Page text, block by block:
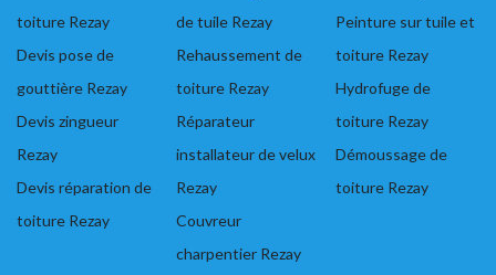
toiture Rezay
Devis pose de
gouttière Rezay
Devis zingueur
Rezay
Devis réparation de
toiture Rezay
de tuile Rezay
Rehaussement de
toiture Rezay
Réparateur
installateur de velux
Rezay
Couvreur
charpentier Rezay
Peinture sur tuile et
toiture Rezay
Hydrofuge de
toiture Rezay
Démoussage de
toiture Rezay